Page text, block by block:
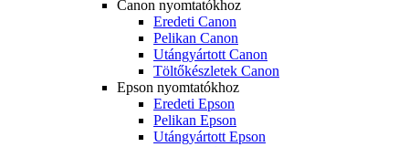
Canon nyomtatókhoz
Eredeti Canon
Pelikan Canon
Utángyártott Canon
Töltőkészletek Canon
Epson nyomtatókhoz
Eredeti Epson
Pelikan Epson
Utángyártott Epson